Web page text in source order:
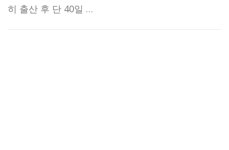
히 출산 후 단 40일 …